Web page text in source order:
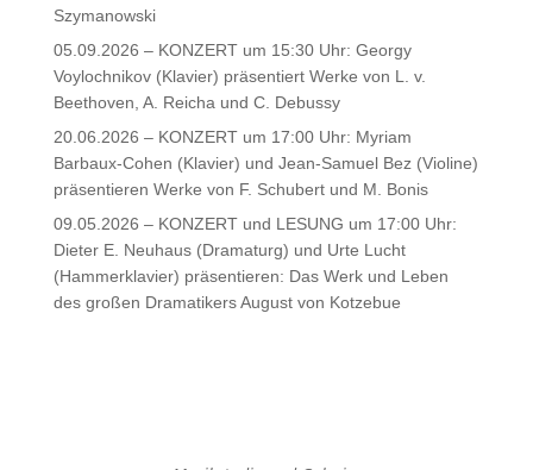
Szymanowski
05.09.2026 – KONZERT um 15:30 Uhr: Georgy
Voylochnikov (Klavier) präsentiert Werke von L. v.
Beethoven, A. Reicha und C. Debussy
20.06.2026 – KONZERT um 17:00 Uhr: Myriam
Barbaux-Cohen (Klavier) und Jean-Samuel Bez (Violine)
präsentieren Werke von F. Schubert und M. Bonis
09.05.2026 – KONZERT und LESUNG um 17:00 Uhr:
Dieter E. Neuhaus (Dramaturg) und Urte Lucht
(Hammerklavier) präsentieren: Das Werk und Leben
des großen Dramatikers August von Kotzebue